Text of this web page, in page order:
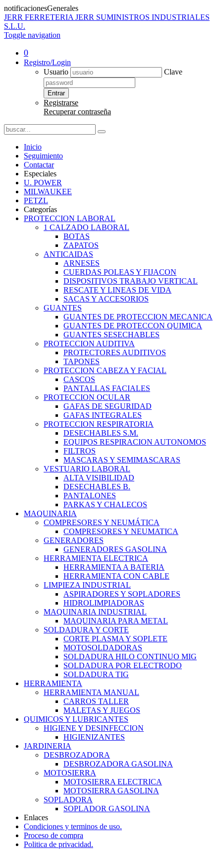
notificacionesGenerales
JERR FERRETERIA JERR SUMINISTROS INDUSTRIALES
S.L.U.
Toggle navigation
0
Registro/Login
Usuario
Clave
Entrar
Registrarse
Recuperar contraseña
Inicio
Seguimiento
Contactar
Especiales
U. POWER
MILWAUKEE
PETZL
Categorías
PROTECCION LABORAL
1 CALZADO LABORAL
BOTAS
ZAPATOS
ANTICAIDAS
ARNESES
CUERDAS POLEAS Y FIJACON
DISPOSITIVOS TRABAJO VERTICAL
RESCATE Y LINEAS DE VIDA
SACAS Y ACCESORIOS
GUANTES
GUANTES DE PROTECCION MECANICA
GUANTES DE PROTECCON QUIMICA
GUANTES SESECHABLES
PROTECCION AUDITIVA
PROTECTORES AUDITIVOS
TAPONES
PROTECCION CABEZA Y FACIAL
CASCOS
PANTALLAS FACIALES
PROTECCION OCULAR
GAFAS DE SEGURIDAD
GAFAS INTEGRALES
PROTECCION RESPIRATORIA
DESECHABLES S.M.
EQUIPOS RESPIRACION AUTONOMOS
FILTROS
MASCARAS Y SEMIMASCARAS
VESTUARIO LABORAL
ALTA VISIBILIDAD
DESECHABLES B.
PANTALONES
PARKAS Y CHALECOS
MAQUINARIA
COMPRESORES Y NEUMÁTICA
COMPRESORES Y NEUMATICA
GENERADORES
GENERADORES GASOLINA
HERRAMIENTA ELECTRICA
HERRAMIENTA A BATERIA
HERRAMIENTA CON CABLE
LIMPIEZA INDUSTRIAL
ASPIRADORES Y SOPLADORES
HIDROLIMPIADORAS
MAQUINARIA INDUSTRIAL
MAQUINARIA PARA METAL
SOLDADURA Y CORTE
CORTE PLASMA Y SOPLETE
MOTOSOLDADORAS
SOLDADURA HILO CONTINUO MIG
SOLDADURA POR ELECTRODO
SOLDADURA TIG
HERRAMIENTA
HERRAMIENTA MANUAL
CARROS TALLER
MALETAS Y JUEGOS
QUIMICOS Y LUBRICANTES
HIGIENE Y DESINFECCION
HIGIENIZANTES
JARDINERIA
DESBROZADORA
DESBROZADORA GASOLINA
MOTOSIERRA
MOTOSIERRA ELECTRICA
MOTOSIERRA GASOLINA
SOPLADORA
SOPLADOR GASOLINA
Enlaces
Condiciones y terminos de uso.
Proceso de compra
Politica de privacidad.